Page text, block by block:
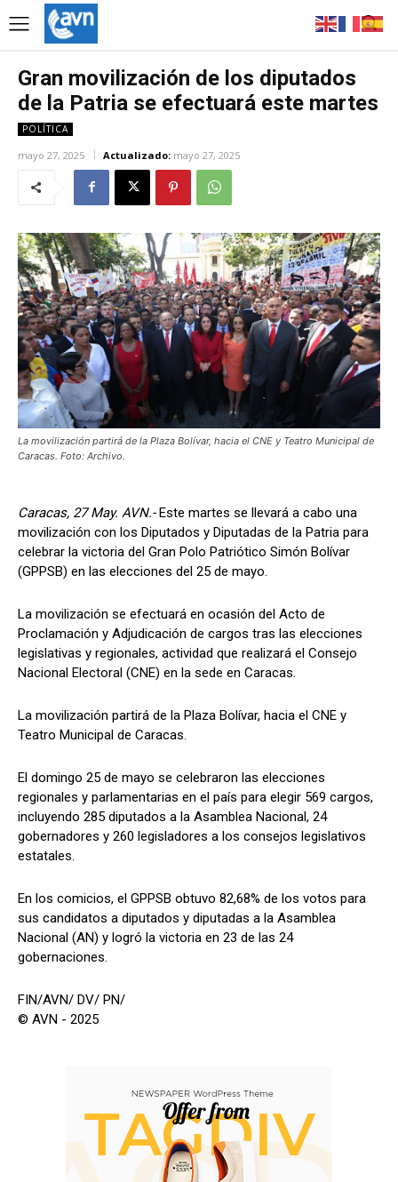
Gran movilización de los diputados
de la Patria se efectuará este martes
POLÍTICA
mayo 27, 2025 Actualizado: mayo 27, 2025
La movilización partirá de la Plaza Bolívar, hacia el CNE y Teatro Municipal de
Caracas. Foto: Archivo.
Caracas, 27 May. AVN.-Este martes se llevará a cabo una
movilización con los Diputados y Diputadas de la Patria para
celebrar la victoria del Gran Polo Patriótico Simón Bolívar
(GPPSB) en las elecciones del 25 de mayo.
La movilización se efectuará en ocasión del Acto de
Proclamación y Adjudicación de cargos tras las elecciones
legislativas y regionales, actividad que realizará el Consejo
Nacional Electoral (CNE) en la sede en Caracas.
La movilización partirá de la Plaza Bolívar, hacia el CNE y
Teatro Municipal de Caracas.
El domingo 25 de mayo se celebraron las elecciones
regionales y parlamentarias en el país para elegir 569 cargos,
incluyendo 285 diputados a la Asamblea Nacional, 24
gobernadores y 260 legisladores a los consejos legislativos
estatales.
En los comicios, el GPPSB obtuvo 82,68% de los votos para
sus candidatos a diputados y diputadas a la Asamblea
Nacional (AN) y logró la victoria en 23 de las 24
gobernaciones.
FIN/AVN/ DV/ PN/
© AVN - 2025